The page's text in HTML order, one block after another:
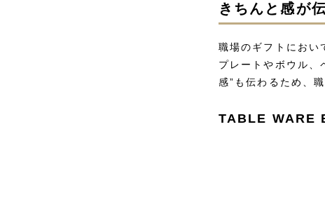
きちんと感が
職場のギフトにおい
プレートやボウル、
感”も伝わるため、
TABLE WARE